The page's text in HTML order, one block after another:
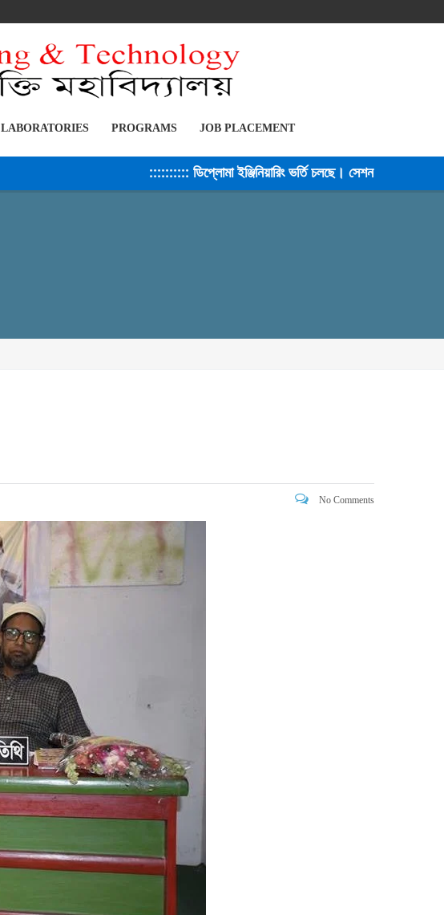
LABORATORIES PROGRAMS JOB PLACEMENT
:::::::::: ডিপ্লোমা ইঞ্জিনিয়ারিং ভর্তি চলছে। সেশন ২০২৫-২৬ ::::::::::
No Comments